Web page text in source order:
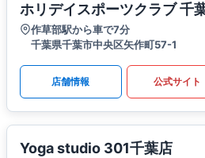
ホリデイスポーツクラブ 千
作草部駅から車で7分
千葉県千葉市中央区矢作町57-1
店舗情報 公式サイト
Yoga studio 301千葉店